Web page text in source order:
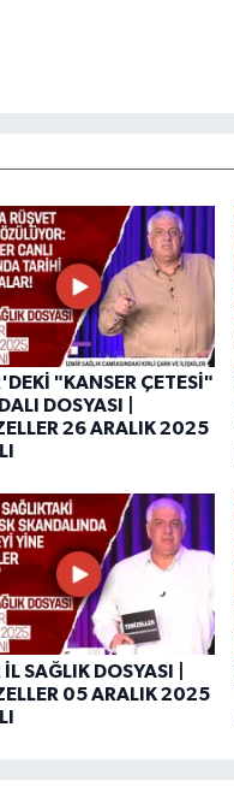
"KANSER ÇETESİ"
DOSYASI |
26 ARALIK 2025
SAĞLIK DOSYASI |
05 ARALIK 2025